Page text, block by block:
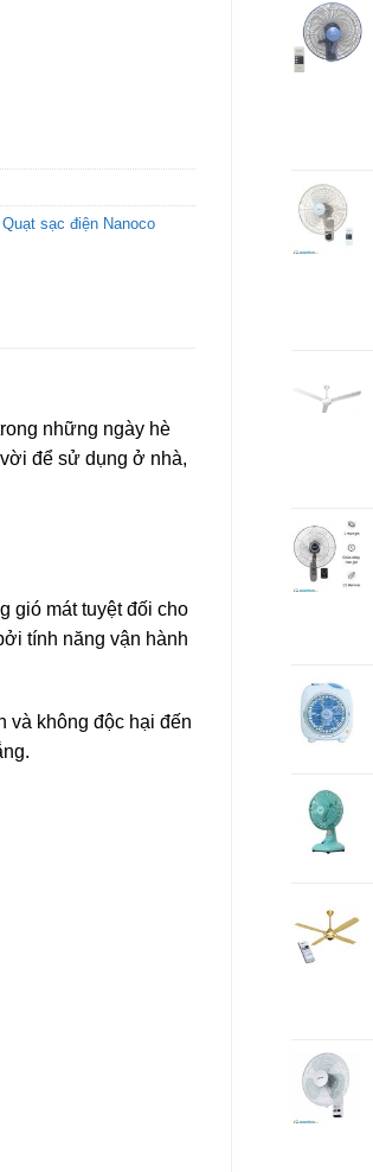
Quạt sạc điện Nanoco
những ngày hè
để sử dụng ở nhà,
gió mát tuyệt đối cho
tính năng vận hành
và không độc hại đến